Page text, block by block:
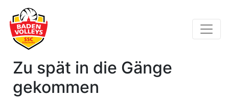
Zu spät in die Gänge
gekommen